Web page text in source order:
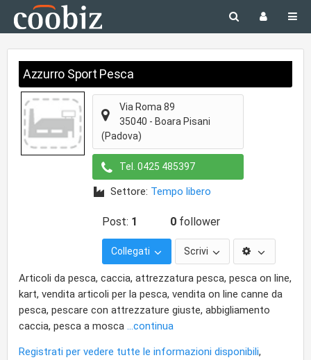
Azzurro Sport Pesca
Via Roma 89
35040 - Boara Pisani
(Padova)
Tel. 0425 485397
Settore: Tempo libero
Post: 1 0 follower
Collegati Scrivi
Articoli da pesca, caccia, attrezzatura pesca, pesca on line,
kart, vendita articoli per la pesca, vendita on line canne da
pesca, pescare con attrezzature giuste, abbigliamento
caccia, pesca a mosca ...continua
Registrati per vedere tutte le informazioni disponibili,